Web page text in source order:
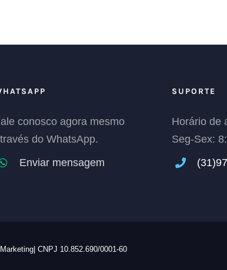
conosco agora mesmo
do WhatsApp.
Enviar mensagem
SUPORTE
Horário de
Seg-Sex:
(31)
CNPJ 10.852.690/0001-60